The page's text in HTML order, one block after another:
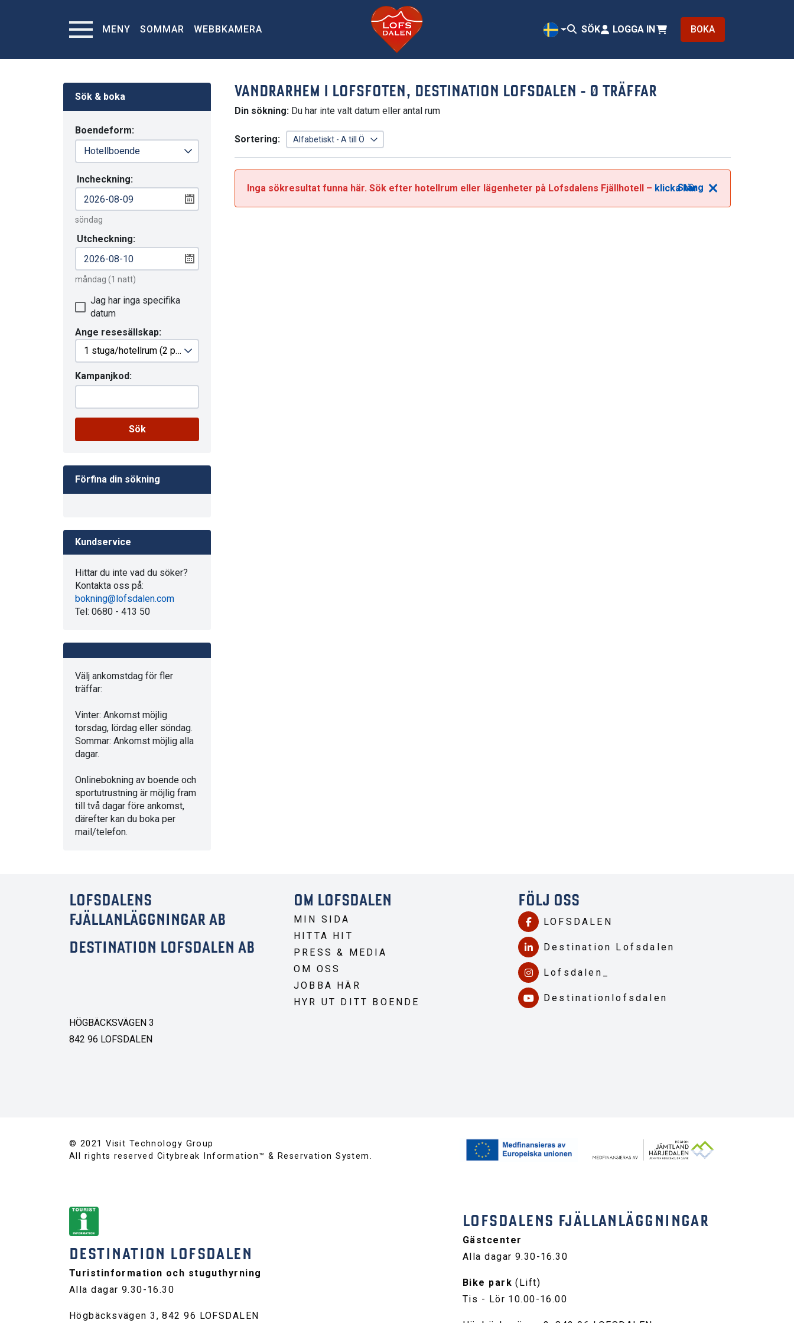
MENY SOMMAR
WEBBKAMERA
SÖK LOGGA IN BOKA
VANDRARHEM I LOFSFOTEN, DESTINATION LOFSDALEN - 0 TRÄFFAR
Din sökning: Du har inte valt datum eller antal rum
Sortering:
Stäng
Inga sökresultat funna här. Sök efter hotellrum eller lägenheter på Lofsdalens Fjällhotell – klicka här
Sök & boka
Boendeform:
Incheckning:
söndag
Utcheckning:
måndag (1 natt)
Jag har inga specifika
datum
Ange resesällskap:
1 stuga/hotellrum (2 personer)
Kampanjkod:
Sök
Förfina din sökning
Kundservice
Hittar du inte vad du söker?
Kontakta oss på:
bokning@lofsdalen.com
Tel: 0680 - 413 50
Välj ankomstdag för fler
träffar:
Vinter: Ankomst möjlig
torsdag, lördag eller söndag.
Sommar: Ankomst möjlig alla
dagar.
Onlinebokning av boende och
sportutrustning är möjlig fram
till två dagar före ankomst,
därefter kan du boka per
mail/telefon.
LOFSDALENS
FJÄLLANLÄGGNINGAR AB
DESTINATION LOFSDALEN AB
HÖGBÄCKSVÄGEN 3
842 96 LOFSDALEN
OM LOFSDALEN
MIN SIDA
HITTA HIT
PRESS & MEDIA
OM OSS
JOBBA HÄR
HYR UT DITT BOENDE
FÖLJ OSS
LOFSDALEN
Destination Lofsdalen
Lofsdalen_
Destinationlofsdalen
© 2021 Visit Technology Group
All rights reserved Citybreak Information™ & Reservation System.
DESTINATION LOFSDALEN
Turistinformation och stuguthyrning
Alla dagar 9.30-16.30
Högbäcksvägen 3, 842 96 LOFSDALEN
LOFSDALENS FJÄLLANLÄGGNINGAR
Gästcenter
Alla dagar 9.30-16.30
Bike park (Lift)
Tis - Lör 10.00-16.00